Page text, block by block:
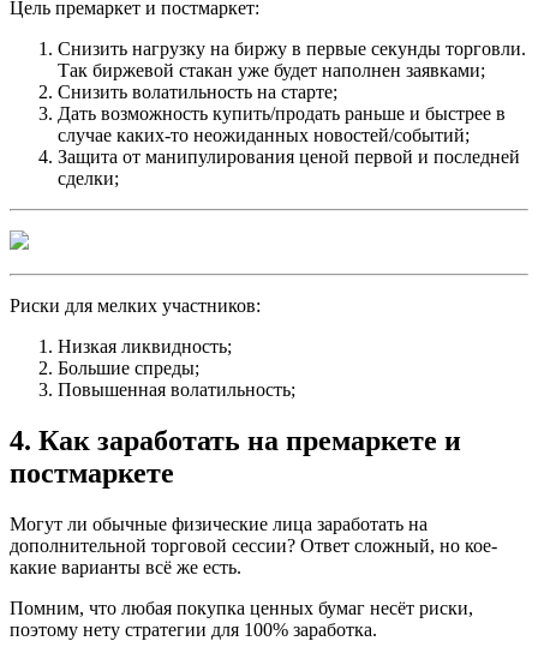
Цель премаркет и постмаркет:
Снизить нагрузку на биржу в первые секунды торговли.
Так биржевой стакан уже будет наполнен заявками;
Снизить волатильность на старте;
Дать возможность купить/продать раньше и быстрее в
случае каких-то неожиданных новостей/событий;
Защита от манипулирования ценой первой и последней
сделки;
Риски для мелких участников:
Низкая ликвидность;
Большие спреды;
Повышенная волатильность;
4. Как заработать на премаркете и
постмаркете
Могут ли обычные физические лица заработать на
дополнительной торговой сессии? Ответ сложный, но кое-
какие варианты всё же есть.
Помним, что любая покупка ценных бумаг несёт риски,
поэтому нету стратегии для 100% заработка.